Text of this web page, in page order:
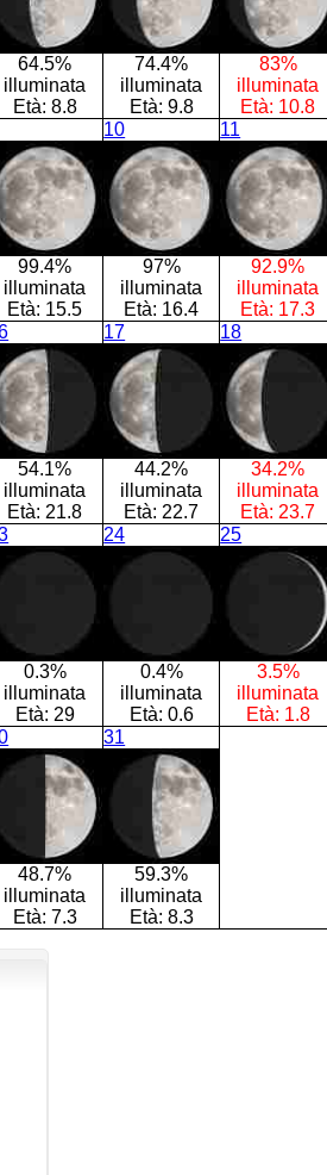
64.5%
illuminata
Età: 8.8
74.4%
illuminata
Età: 9.8
83%
illuminata
Età: 10.8
99.4%
illuminata
Età: 15.5
10
97%
illuminata
Età: 16.4
11
92.9%
illuminata
Età: 17.3
54.1%
illuminata
Età: 21.8
17
44.2%
illuminata
Età: 22.7
18
34.2%
illuminata
Età: 23.7
0.3%
illuminata
Età: 29
24
0.4%
illuminata
Età: 0.6
25
3.5%
illuminata
Età: 1.8
48.7%
illuminata
Età: 7.3
31
59.3%
illuminata
Età: 8.3